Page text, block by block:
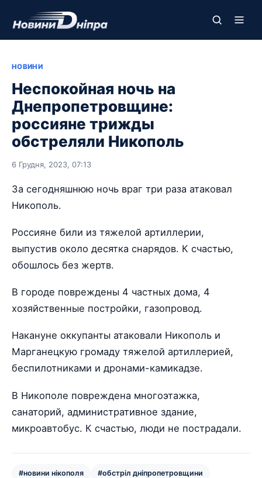
НОВИНИ
Неспокойная ночь на
Днепропетровщине:
россияне трижды
обстреляли Никополь
6 Грудня, 2023, 07:13
За сегодняшнюю ночь враг три раза атаковал
Никополь.
Россияне били из тяжелой артиллерии,
выпустив около десятка снарядов. К счастью,
обошлось без жертв.
В городе повреждены 4 частных дома, 4
хозяйственные постройки, газопровод.
Накануне оккупанты атаковали Никополь и
Марганецкую громаду тяжелой артиллерией,
беспилотниками и дронами-камикадзе.
В Никополе повреждена многоэтажка,
санаторий, административное здание,
микроавтобус. К счастью, люди не пострадали.
#новини нікополя #обстріл дніпропетровщини